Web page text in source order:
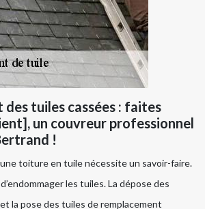
des tuiles cassées : faites
un couvreur professionnel
!
toiture en tuile nécessite un savoir-faire.
les tuiles. La dépose des
la pose des tuiles de remplacement